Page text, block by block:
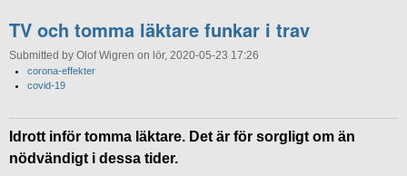
TV och tomma läktare funkar i trav
Submitted by Olof Wigren on lör, 2020-05-23 17:26
corona-effekter
covid-19
Idrott inför tomma läktare. Det är för sorgligt om än
nödvändigt i dessa tider.